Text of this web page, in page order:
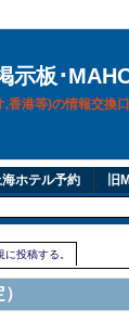
示板･
香港等)の情報交換
ホテル予約 旧
に投稿する。